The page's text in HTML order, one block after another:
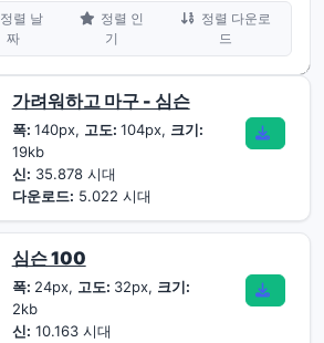
정렬 날
짜
정렬 인
기
정렬 다운로
드
가려워하고 마구 - 심슨
폭: 140px, 고도: 104px, 크기:
19kb
신: 35.878 시대
다운로드: 5.022 시대
심슨 100
폭: 24px, 고도: 32px, 크기:
2kb
신: 10.163 시대